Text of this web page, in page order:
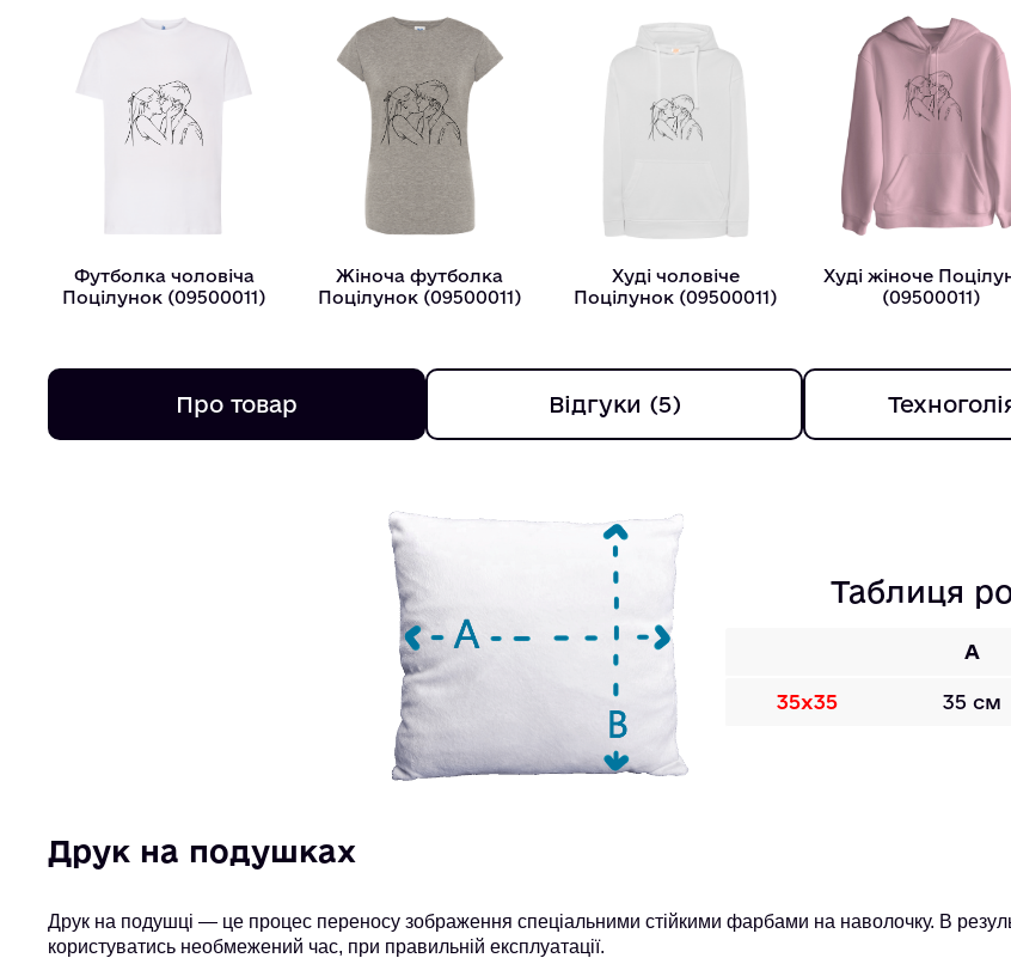
Футболка чоловіча
Поцілунок (09500011)
Жіноча футболка
Поцілунок (09500011)
Худі чоловіче
Поцілунок (09500011)
Худі жіноче
(09500011)
Про товар Відгуки (5)
Таблиця
A
35х35 35 см
Друк на подушках
Друк на подушці — це процес переносу зображення спеціальними стійкими фарбами на наволочку. В
користуватись необмежений час, при правильній експлуатації.